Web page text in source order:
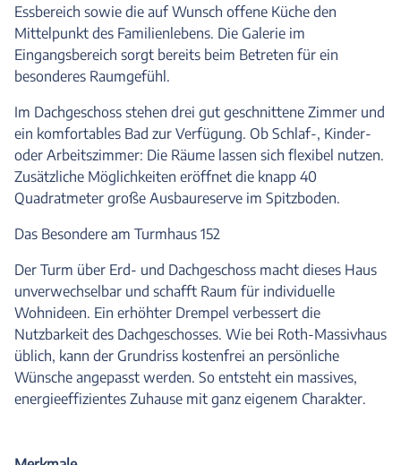
Essbereich sowie die auf Wunsch offene Küche den
Mittelpunkt des Familienlebens. Die Galerie im
Eingangsbereich sorgt bereits beim Betreten für ein
besonderes Raumgefühl.
Im Dachgeschoss stehen drei gut geschnittene Zimmer und
ein komfortables Bad zur Verfügung. Ob Schlaf-, Kinder-
oder Arbeitszimmer: Die Räume lassen sich flexibel nutzen.
Zusätzliche Möglichkeiten eröffnet die knapp 40
Quadratmeter große Ausbaureserve im Spitzboden.
Das Besondere am Turmhaus 152
Der Turm über Erd- und Dachgeschoss macht dieses Haus
unverwechselbar und schafft Raum für individuelle
Wohnideen. Ein erhöhter Drempel verbessert die
Nutzbarkeit des Dachgeschosses. Wie bei Roth-Massivhaus
üblich, kann der Grundriss kostenfrei an persönliche
Wünsche angepasst werden. So entsteht ein massives,
energieeffizientes Zuhause mit ganz eigenem Charakter.